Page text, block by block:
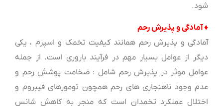
شود.
♦ آمادگی و پذیرش رحم
آمادگی و پذیرش رحم همانند کیفیت تخمک و اسپرم ، یکی
دیگر از عوامل بسیار مهم در فرآیند باروری است. از جمله
عوامل موثر در پذیرش رحم شامل : ضخامت پوشش رحم و
عدم وجود ناهنجاری های رحم همچون تومورهای فیبروم و
اختلال عملکرد تخمدان است که منجر به کاهش شانس